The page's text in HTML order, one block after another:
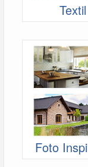
Textil
Foto